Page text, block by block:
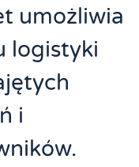
umożliwia
logistyki
i